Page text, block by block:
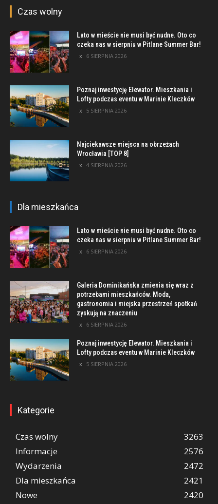
Czas wolny
Lato w mieście nie musi być nudne. Oto co
czeka nas w sierpniu w Pitlane Summer Bar!
6 SIERPNIA 2026
Poznaj inwestycję Elewator. Mieszkania i
Lofty podczas eventu w Marinie Kleczków
5 SIERPNIA 2026
Najciekawsze miejsca na obrzeżach
Wrocławia [TOP 8]
4 SIERPNIA 2026
Dla mieszkańca
Lato w mieście nie musi być nudne. Oto co
czeka nas w sierpniu w Pitlane Summer Bar!
6 SIERPNIA 2026
Galeria Dominikańska zmienia się wraz z
potrzebami mieszkańców. Moda,
gastronomia i miejska przestrzeń spotkań
zyskują na znaczeniu
6 SIERPNIA 2026
Poznaj inwestycję Elewator. Mieszkania i
Lofty podczas eventu w Marinie Kleczków
5 SIERPNIA 2026
Kategorie
Czas wolny
3263
Informacje
2576
Wydarzenia
2472
Dla mieszkańca
2421
Nowe
2420